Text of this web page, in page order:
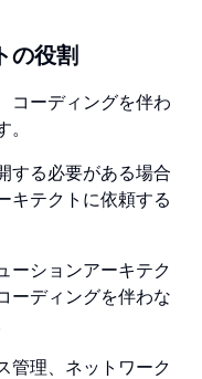
の役割
コーディングを伴わ
する必要がある場合
キテクトに依頼する
ーションアーキテク
ーディングを伴わな
管理、ネットワーク